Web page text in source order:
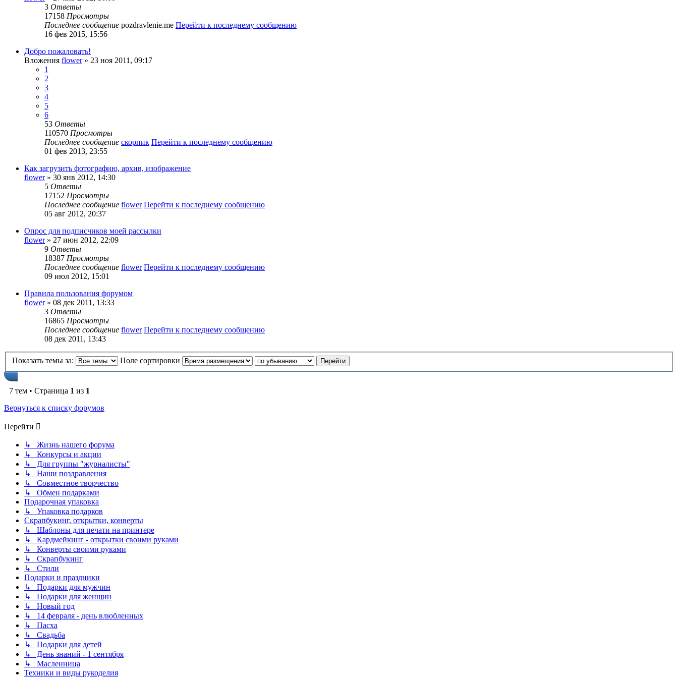
3 Ответы
17158 Просмотры
Последнее сообщение pozdravlenie.me Перейти к последнему сообщению
16 фев 2015, 15:56
Добро пожаловать!
Вложения flower» 23 ноя 2011, 09:17
1
2
3
4
5
6
53 Ответы
110570 Просмотры
Последнее сообщение скорпик Перейти к последнему сообщению
01 фев 2013, 23:55
Как загрузить фотографию, архив, изображение
flower» 30 янв 2012, 14:30
5 Ответы
17152 Просмотры
Последнее сообщение flower Перейти к последнему сообщению
05 авг 2012, 20:37
Опрос для подписчиков моей рассылки
flower» 27 июн 2012, 22:09
9 Ответы
18387 Просмотры
Последнее сообщение flower Перейти к последнему сообщению
09 июл 2012, 15:01
Правила пользования форумом
flower» 08 дек 2011, 13:33
3 Ответы
16865 Просмотры
Последнее сообщение flower Перейти к последнему сообщению
08 дек 2011, 13:43
Показать темы за: Поле сортировки
7 тем • Страница 1 из 1
Вернуться к списку форумов
Перейти
↳ Жизнь нашего форума
↳ Конкурсы и акции
↳ Для группы "журналисты"
↳ Наши поздравления
↳ Совместное творчество
↳ Обмен подарками
Подарочная упаковка
↳ Упаковка подарков
Скрапбукинг, открытки, конверты
↳ Шаблоны для печати на принтере
↳ Кардмейкинг - открытки своими руками
↳ Конверты своими руками
↳ Скрапбукинг
↳ Стили
Подарки и праздники
↳ Подарки для мужчин
↳ Подарки для женщин
↳ Новый год
↳ 14 февраля - день влюбленных
↳ Пасха
↳ Свадьба
↳ Подарки для детей
↳ День знаний - 1 сентября
↳ Масленница
Техники и виды рукоделия